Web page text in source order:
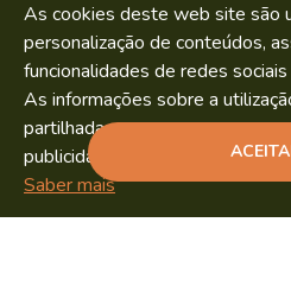
Li e aceito osPolítica de Privacidade
Copyright ©
As cookies deste web site são
personalização de conteúdos,
funcionalidades de redes
As informações sobre a
partilhadas com os nossos
publicidade e análise.
Saber mais